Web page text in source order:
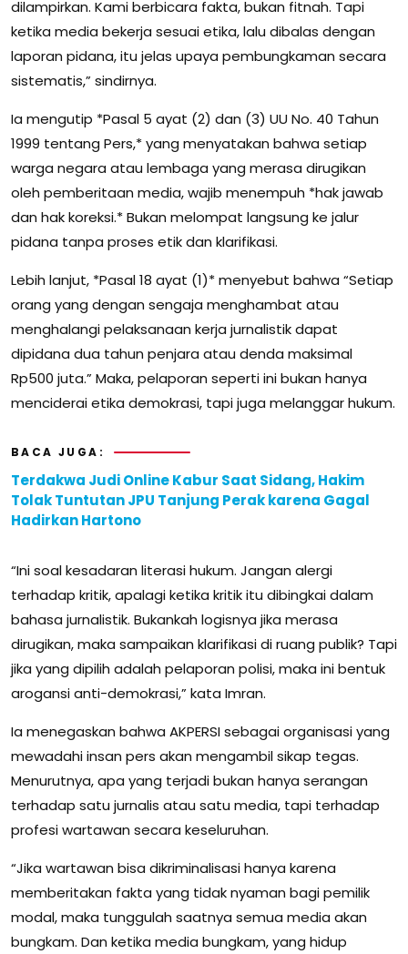
dilampirkan. Kami berbicara fakta, bukan fitnah. Tapi
ketika media bekerja sesuai etika, lalu dibalas dengan
laporan pidana, itu jelas upaya pembungkaman secara
sistematis,” sindirnya.
Ia mengutip *Pasal 5 ayat (2) dan (3) UU No. 40 Tahun
1999 tentang Pers,* yang menyatakan bahwa setiap
warga negara atau lembaga yang merasa dirugikan
oleh pemberitaan media, wajib menempuh *hak jawab
dan hak koreksi.* Bukan melompat langsung ke jalur
pidana tanpa proses etik dan klarifikasi.
Lebih lanjut, *Pasal 18 ayat (1)* menyebut bahwa “Setiap
orang yang dengan sengaja menghambat atau
menghalangi pelaksanaan kerja jurnalistik dapat
dipidana dua tahun penjara atau denda maksimal
Rp500 juta.” Maka, pelaporan seperti ini bukan hanya
menciderai etika demokrasi, tapi juga melanggar hukum.
BACA JUGA:
Terdakwa Judi Online Kabur Saat Sidang, Hakim
Tolak Tuntutan JPU Tanjung Perak karena Gagal
Hadirkan Hartono
“Ini soal kesadaran literasi hukum. Jangan alergi
terhadap kritik, apalagi ketika kritik itu dibingkai dalam
bahasa jurnalistik. Bukankah logisnya jika merasa
dirugikan, maka sampaikan klarifikasi di ruang publik? Tapi
jika yang dipilih adalah pelaporan polisi, maka ini bentuk
arogansi anti-demokrasi,” kata Imran.
Ia menegaskan bahwa AKPERSI sebagai organisasi yang
mewadahi insan pers akan mengambil sikap tegas.
Menurutnya, apa yang terjadi bukan hanya serangan
terhadap satu jurnalis atau satu media, tapi terhadap
profesi wartawan secara keseluruhan.
“Jika wartawan bisa dikriminalisasi hanya karena
memberitakan fakta yang tidak nyaman bagi pemilik
modal, maka tunggulah saatnya semua media akan
bungkam. Dan ketika media bungkam, yang hidup